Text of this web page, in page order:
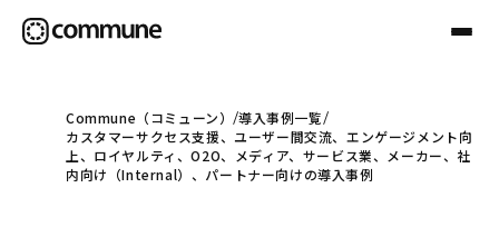
Communeについて
Commune（コミューン）
導入事例一覧
カスタマーサクセス支援、ユーザー間交流、エンゲージメント向
上、ロイヤルティ、O2O、メディア、サービス業、メーカー、社
内向け（Internal）、パートナー向けの導入事例